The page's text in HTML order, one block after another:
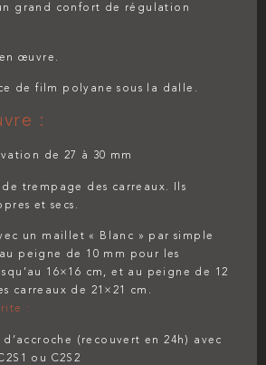
grand confort de régulation
œuvre.
de film polyane sous la dalle.
:
de 27 à 30 mm
de trempage des carreaux. Ils
et secs.
un maillet « Blanc » par simple
peigne de 10 mm pour les
16×16 cm, et au peigne de 12
carreaux de 21×21 cm.
:
(recouvert en 24h) avec
ou C2S2